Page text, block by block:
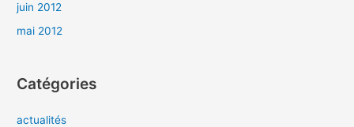
juin 2012
mai 2012
Catégories
actualités